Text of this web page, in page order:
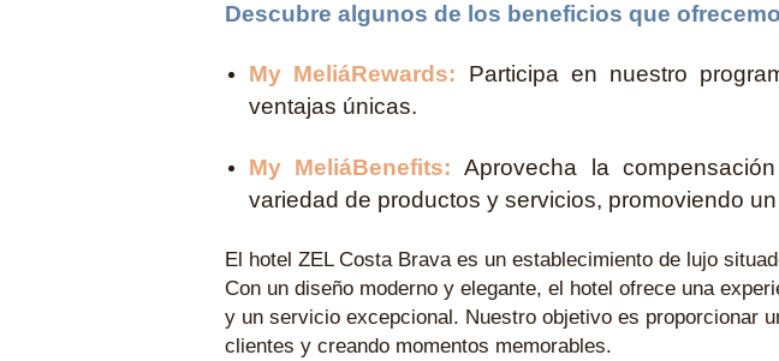
Descubre algunos de los beneficios que
My MeliáRewards: Participa en nuestro
ventajas únicas.
My MeliáBenefits: Aprovecha la
variedad de productos y servicios, promoviendo
El hotel ZEL Costa Brava es un establecimiento de lujo
Con un diseño moderno y elegante, el hotel ofrece una
y un servicio excepcional. Nuestro objetivo es proporcionar
clientes y creando momentos memorables.